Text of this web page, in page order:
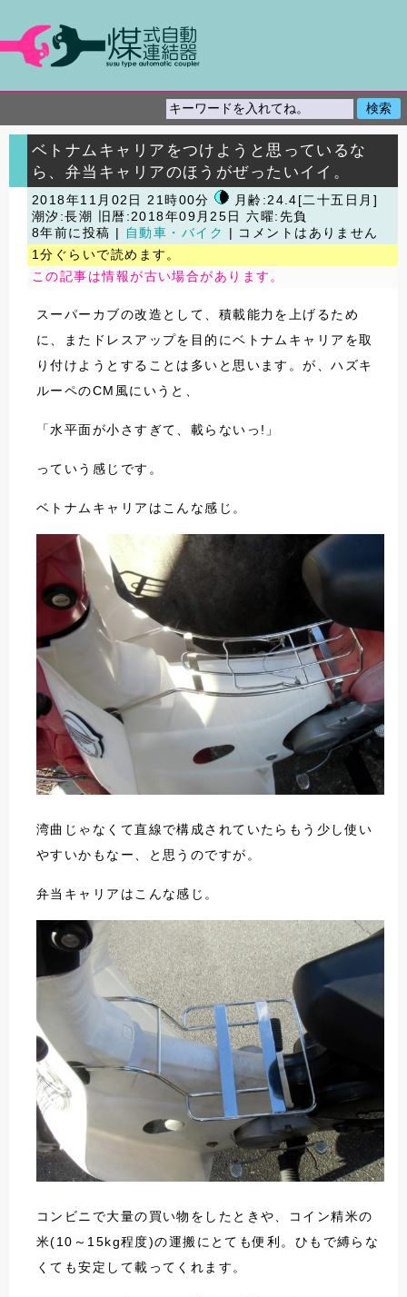
ベトナムキャリアをつけようと思っているな
ら、弁当キャリアのほうがぜったいイイ。
2018年11月02日 21時00分
月齢:24.4[二十五日月]
潮汐:長潮
旧暦:2018年09月25日 六曜:先負
8年前に投稿 |
自動車・バイク
| コメントはありません
1分ぐらいで読めます。
この記事は情報が古い場合があります。
スーパーカブの改造として、積載能力を上げるため
に、またドレスアップを目的にベトナムキャリアを取
り付けようとすることは多いと思います。が、ハズキ
ルーペのCM風にいうと、
「水平面が小さすぎて、載らないっ!」
っていう感じです。
ベトナムキャリアはこんな感じ。
湾曲じゃなくて直線で構成されていたらもう少し使い
やすいかもなー、と思うのですが。
弁当キャリアはこんな感じ。
コンビニで大量の買い物をしたときや、コイン精米の
米(10～15kg程度)の運搬にとても便利。ひもで縛らな
くても安定して載ってくれます。